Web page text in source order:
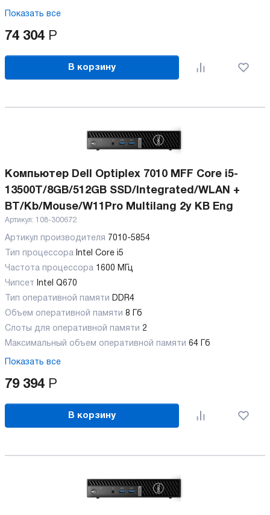
Показать все
74 304 Р
В корзину
Компьютер Dell Optiplex 7010 MFF Core i5-
13500T/8GB/512GB SSD/Integrated/WLAN +
BT/Kb/Mouse/W11Pro Multilang 2y KB Eng
Артикул: 108-300672
Артикул производителя 7010-5854
Тип процессора Intel Core i5
Частота процессора 1600 МГц
Чипсет
Intel Q670
Тип оперативной памяти DDR4
Объем оперативной памяти 8 Гб
Слоты для оперативной памяти 2
Максимальный объем оперативной памяти 64 Гб
Показать все
79 394 Р
В корзину